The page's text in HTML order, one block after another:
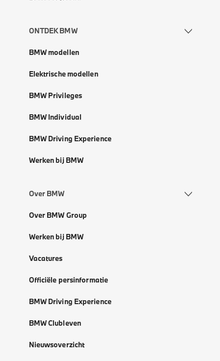
ONTDEK BMW
BMW modellen
Elektrische modellen
BMW Privileges
BMW Individual
BMW Driving Experience
Werken bij BMW
Over BMW
Over BMW Group
Werken bij BMW
Vacatures
Officiële persinformatie
BMW Driving Experience
BMW Clubleven
Nieuwsoverzicht